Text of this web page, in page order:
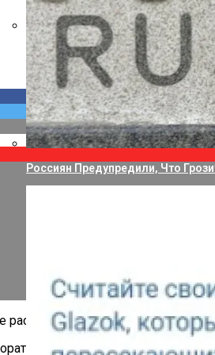
Canon Выпустила Приложение
Россиян Предупредили, Что
Sky Computing Lab